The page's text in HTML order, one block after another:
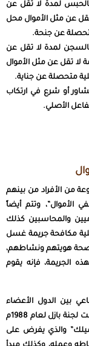
لمدة لا تقل عن
عن مثل الأموال محل
عن جنحة.
لمدة لا تقل عن
(15) سنة مع غرامة لا تقل عن مثل الأموال
متحصلة عن جناية.
أو شرع في ارتكاب
الأصلي.
من الأفراد من بينهم
وتتم أيضاً
والمحاسبين كذلك
مكافحة جريمة غسل
صحة هويتهم ونشاطهم،
الجريمة، فإنه يقوم
التكاتف الجماعي بين الدول الأعضاء
للعمل على الحد من ظاهرة غسيل الأموال، كما ونصت لجنة بازل لعام 1988م
والذي يفرض على